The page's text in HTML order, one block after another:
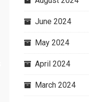
June 2024
May 2024
April 2024
March 2024